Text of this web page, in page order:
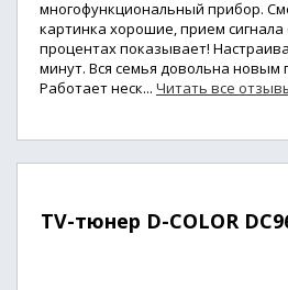
многофункциональный прибор.
картинка хорошие, прием
процентах показывает!
минут. Вся семья довольна новым
Работает неск... Читать все
TV-тюнер D-COLOR